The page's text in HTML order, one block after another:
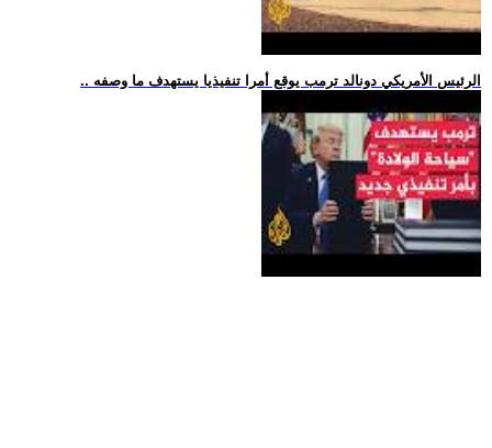
.. الرئيس الأمريكي دونالد ترمب يوقع أمرا تنفيذيا يستهدف ما وصفه